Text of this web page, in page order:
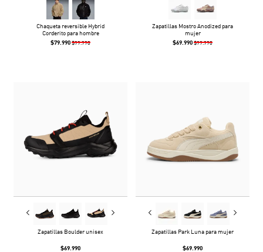
Chaqueta reversible Hybrid
Corderito para hombre
$79.990 $99.990
Zapatillas Mostro Anodized para
mujer
$69.990 $99.990
Zapatillas Boulder unisex
$69.990
Zapatillas Park Luna para mujer
$69.990